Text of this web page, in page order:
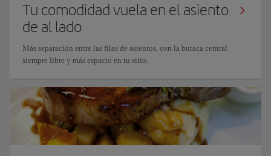
Tu comodidad vuela en el asiento
de al lado
Más separación entre las filas de asientos, con la butaca central
siempre libre y más espacio en tu sitio.